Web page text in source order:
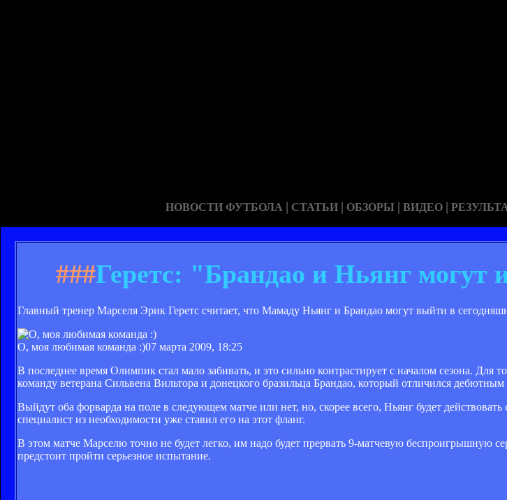
НОВОСТИ ФУТБОЛА | СТАТЬИ | ОБЗОРЫ | ВИДЕО |
###Геретс: "Брандао и Ньянг могут
Главный тренер Марселя Эрик Геретс считает, что Мамаду Ньянг и Брандао могут выйти в
О, моя любимая команда :)07 марта 2009, 18:25
В последнее время Олимпик стал мало забивать, и это сильно контрастирует с началом сезона. Для
команду ветерана Сильвена Вильтора и донецкого бразильца Брандао, который отличился
Выйдут оба форварда на поле в следующем матче или нет, но, скорее всего, Ньянг будет
специалист из необходимости уже ставил его на этот фланг.
В этом матче Марселю точно не будет легко, им надо будет прервать 9-матчевую беспроигрышную
предстоит пройти серьезное испытание.